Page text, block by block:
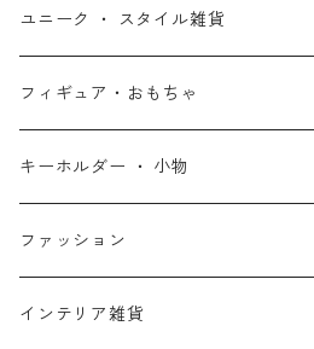
アンソロジー・シリーズ
スターウォーズ・アニメ
スターウォーズ・コラボ
キャプテン・マーベル
ドクター・ストレンジ
ガーディアンズ・オブ・ギャラクシー
アントマン
X-MEN
アラジン
塔の上のラプンツェル
アナと雪の女王
プリンセスと魔法のキス
ムーラン
ワンダーウーマン
ジョーカー
ハーレイ・クイン
ザ・マペッツ
ひつじのショーン
ピーナッツ / スヌーピー
ミッフィー
セサミストリート
ユニーク ・ スタイル雑貨
北欧・ヨーロッパ雑貨
アメリカン雑貨
ホームパーティー・バーベキュー雑貨
アクセサリー
フィギュア・おもちゃ
スタチュー ・ フィギュア
ぬいぐるみ ・ プラッシュドール
コインバンク ・ 貯金箱
キーホルダー ・ 小物
ステッカー ・ シール
ストラップ
ファッション
ウェア
インテリア雑貨